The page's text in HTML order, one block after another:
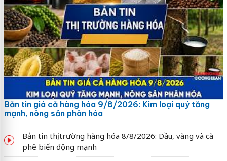
Bản tin giá cả hàng hóa 9/8/2026: Kim loại quý tăng
mạnh, nông sản phân hóa
Bản tin thị trường hàng hóa 8/8/2026: Dầu, vàng và cà
phê biến động mạnh